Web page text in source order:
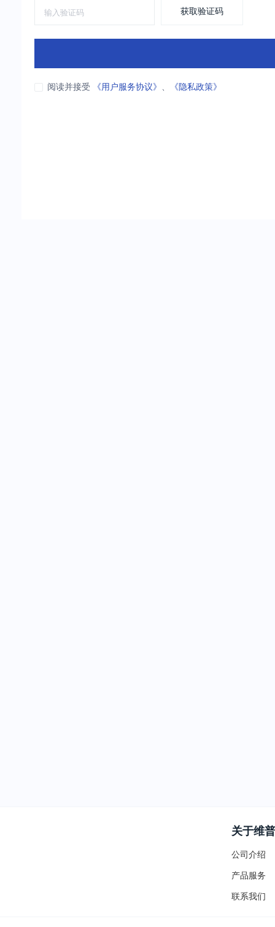
获取验证码
阅读并接受 《用户服务协议》 、 《隐私政策》
关于维普
公司介绍
产品服务
联系我们